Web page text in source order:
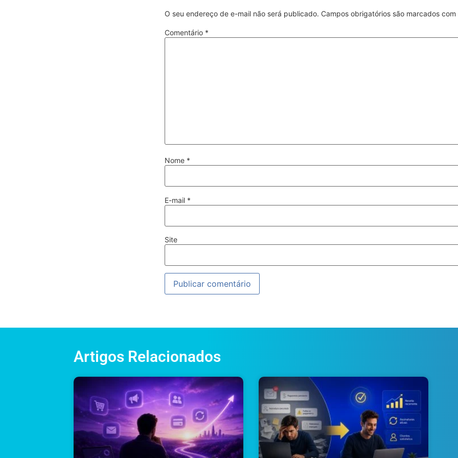
O seu endereço de e-mail não será publicado. Campos obrigatórios são marcados com
Comentário *
Nome *
E-mail *
Site
Artigos Relacionados